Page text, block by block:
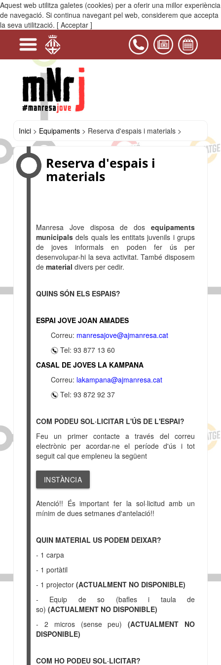
Aquest web utilitza galetes (cookies) per a oferir una millor experiència
de navegació. Si continua navegant pel web, considerem que accepta
la seva utilització. [ Acceptar ]
MENÚ
Serveis
+
Projectes
+
Activitats
+
Equipaments
-
La
Kampana
+
Espai
Jove
Amades
Vídeo
dels
equipaments
juvenils
de
Manresa
Reserva
d'espais
materials
PIJ
Casals
Bages
+
Contacta'ns
+
Inici> Equipaments> Reserva d'espais i materials >
Reserva d'espais i
materials
Manresa Jove disposa de dosequipaments
municipalsdels quals les entitats juvenils i grups
de joves informals en poden fer ús per
desenvolupar-hi la seva activitat. També disposem
de material divers per cedir.
QUINS SÓN ELS ESPAIS?
ESPAI JOVE JOAN AMADES
Correu: manresajove@ajmanresa.cat
Tel: 93 877 13 60
CASAL DE JOVES LA KAMPANA
Correu: lakampana@ajmanresa.cat
Tel: 93 872 92 37
COM PODEU SOL·LICITAR L'ÚS DE L'ESPAI?
Feu un primer contacte a través del correu
electrònic per acordar-ne el període d'ús i tot
seguit cal que empleneu la següent
INSTÀNCIA
Atenció!! És important fer la sol·licitud amb un
mínim de dues setmanes d'antelació!!
QUIN MATERIAL US PODEM DEIXAR?
- 1 carpa
- 1 portàtil
- 1 projector (ACTUALMENT NO DISPONIBLE)
- Equip de so (bafles i taula de
so) (ACTUALMENT NO DISPONIBLE)
- 2 micros (sense peu)(ACTUALMENT NO
DISPONIBLE)
COM HO PODEU SOL·LICITAR?